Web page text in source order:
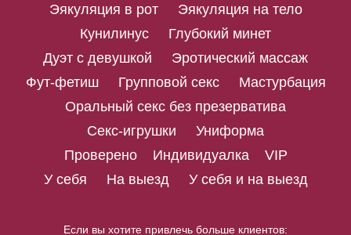
Эякуляция в рот
Эякуляция на тело
Кунилинус
Глубокий минет
Дуэт с девушкой
Эротический массаж
Фут-фетиш
Групповой секс
Мастурбация
Оральный секс без презерватива
Секс-игрушки
Униформа
Проверено
Индивидуалка
VIP
У себя
На выезд У себя и на выезд
Если вы хотите привлечь больше клиентов: